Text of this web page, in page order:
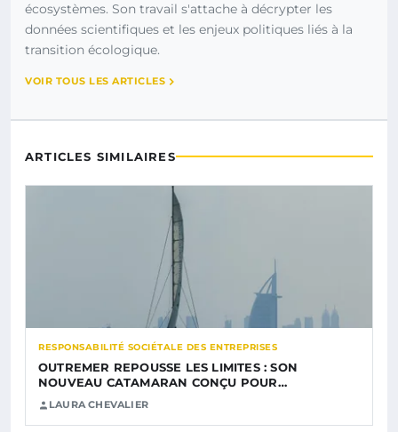
écosystèmes. Son travail s'attache à décrypter les
données scientifiques et les enjeux politiques liés à la
transition écologique.
VOIR TOUS LES ARTICLES
ARTICLES SIMILAIRES
RESPONSABILITÉ SOCIÉTALE DES ENTREPRISES
OUTREMER REPOUSSE LES LIMITES : SON
NOUVEAU CATAMARAN CONÇU POUR…
LAURA CHEVALIER